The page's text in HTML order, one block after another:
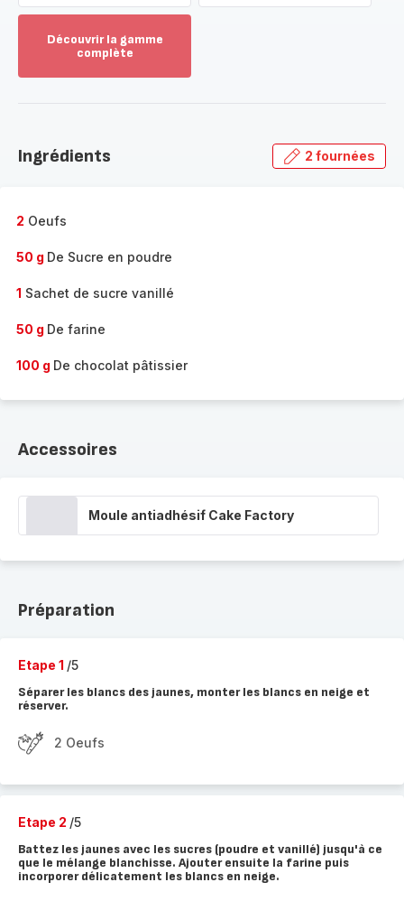
Découvrir la gamme
complète
gamme
Ingrédients 2 fournées
2 Oeufs
50 g De Sucre en poudre
1 Sachet de sucre vanillé
50 g De farine
100 g De chocolat pâtissier
Accessoires
Moule antiadhésif Cake Factory
Préparation
Etape 1 /5
Séparer les blancs des jaunes, monter les blancs en neige et
réserver.
2 Oeufs
Etape 2 /5
Battez les jaunes avec les sucres (poudre et vanillé) jusqu'à ce
que le mélange blanchisse. Ajouter ensuite la farine puis
incorporer délicatement les blancs en neige.